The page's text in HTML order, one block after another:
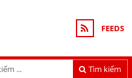
FEEDS
Tìm kiếm